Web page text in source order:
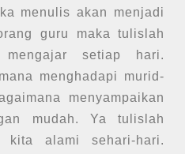
menulis akan menjadi
guru maka tulislah
mengajar setiap hari.
menghadapi murid-
menyampaikan
mudah. Ya tulislah
kita alami sehari-hari.